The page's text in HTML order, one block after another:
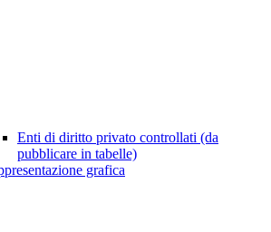
Enti di diritto privato controllati (da
pubblicare in tabelle)
grafica